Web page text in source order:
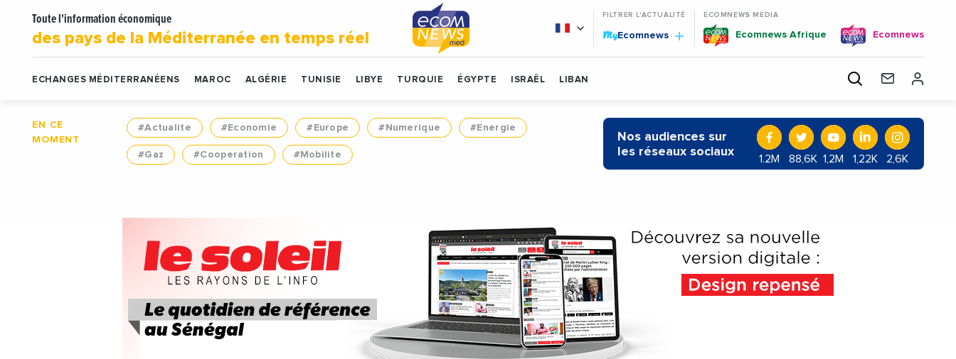
Toute l'information économique
des pays de la Méditerranée en temps réel
FILTRER L'ACTUALITÉ
MyEcomnews
ECOMNEWS MEDIA
Ecomnews Afrique Ecomnews
ECHANGES MÉDITERRANÉENS MAROC ALGÉRIE TUNISIE LIBYE TURQUIE ÉGYPTE ISRAËL LIBAN
EN CE
MOMENT
#Actualite #Economie #Europe #Numerique #Energie
#Gaz #Cooperation #Mobilite
Nos audiences sur
les réseaux sociaux
1.2M 88,6K 1,2M 1,22K 2,6K